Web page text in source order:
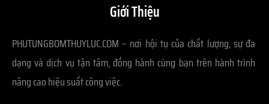
Giới Thiệu
PHUTUNGBOMTHUYLUC.COM – nơi hội tụ của chất lượng, sự đa
dạng và dịch vụ tận tâm, đồng hành cùng bạn trên hành trình
nâng cao hiệu suất công việc.